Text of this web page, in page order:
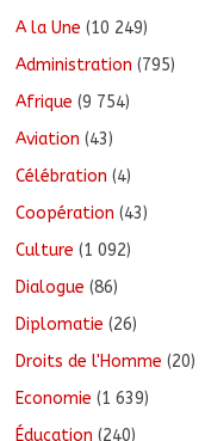
A la Une (10 249)
Administration (795)
Afrique (9 754)
Aviation (43)
Célébration (4)
Coopération (43)
Culture (1 092)
Dialogue (86)
Diplomatie (26)
Droits de l'Homme (20)
Economie (1 639)
Éducation (240)